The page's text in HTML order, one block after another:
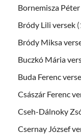
Bornemisza
Bródy Lili versek
Bródy Miksa
Buczkó Mária
Buda Ferenc
Császár Ferenc
Cseh-Dálnoky
Csernay József